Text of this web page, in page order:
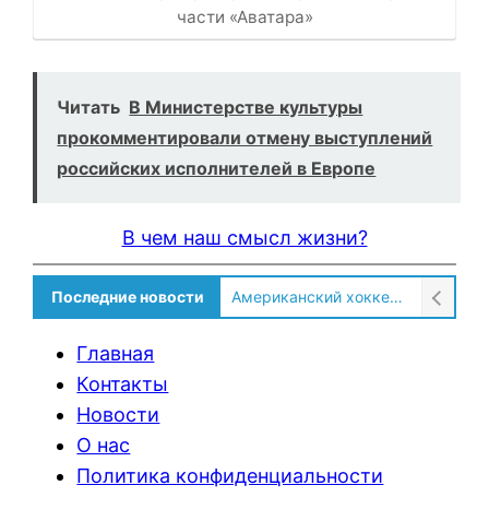
части «Аватара»
Читать В Министерстве культуры
прокомментировали отмену выступлений
российских исполнителей в Европе
В чем наш смысл жизни?
Последние новости
Американский хоккеист рассказал о культурном шоке после переезда в Россию!
Солдат ВСУ говорит о том, чтобы продавали топливо для ремонта техники в Угледаре
Главная
Контакты
Новости
О нас
Политика конфиденциальности